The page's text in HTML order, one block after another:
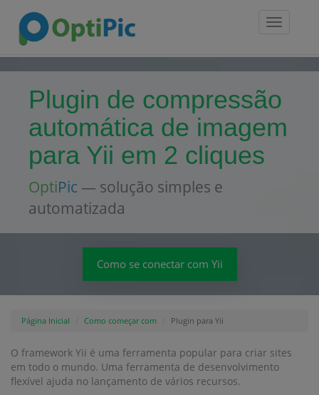
Toggle
Plugin de compressão
automática de imagem
para Yii em 2 cliques
OptiPic — solução simples e
automatizada
Como se conectar com Yii
Página Inicial Como começar com Plugin para Yii
O framework Yii é uma ferramenta popular para criar sites
em todo o mundo. Uma ferramenta de desenvolvimento
flexível ajuda no lançamento de vários recursos.